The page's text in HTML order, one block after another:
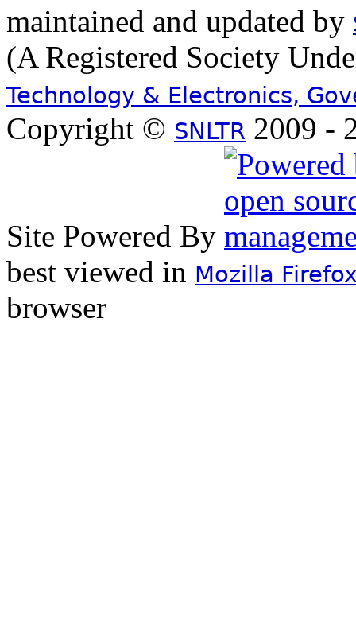
maintained and updated by
(A Registered Society
Technology & Electronics,
Copyright © SNLTR 2009 -
Site Powered By
best viewed in Mozilla
browser